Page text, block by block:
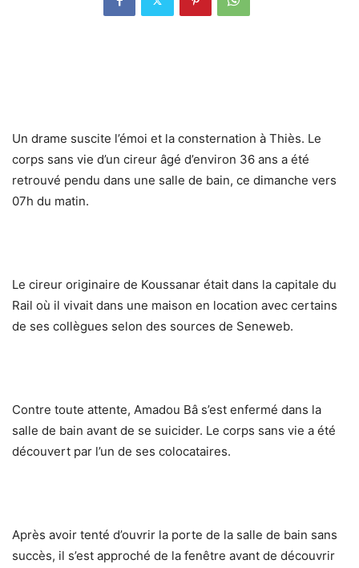
Un drame suscite l’émoi et la consternation à Thiès. Le
corps sans vie d’un cireur âgé d’environ 36 ans a été
retrouvé pendu dans une salle de bain, ce dimanche vers
07h du matin.
Le cireur originaire de Koussanar était dans la capitale du
Rail où il vivait dans une maison en location avec certains
de ses collègues selon des sources de Seneweb.
Contre toute attente, Amadou Bâ s’est enfermé dans la
salle de bain avant de se suicider. Le corps sans vie a été
découvert par l’un de ses colocataires.
Après avoir tenté d’ouvrir la porte de la salle de bain sans
succès, il s’est approché de la fenêtre avant de découvrir